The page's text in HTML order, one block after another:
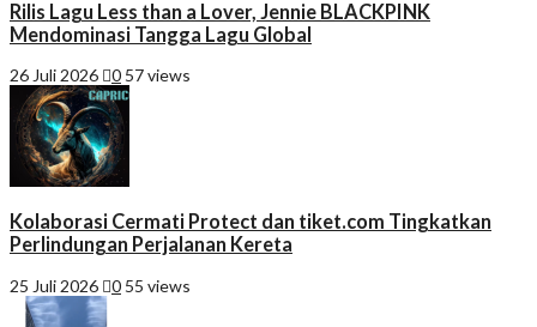
Rilis Lagu Less than a Lover, Jennie BLACKPINK
Mendominasi Tangga Lagu Global
26 Juli 2026 0 57 views
Kolaborasi Cermati Protect dan tiket.com Tingkatkan
Perlindungan Perjalanan Kereta
25 Juli 2026 0 55 views